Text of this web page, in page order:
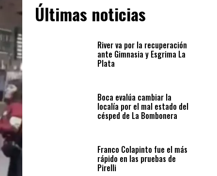
Últimas noticias
River va por la recuperación
ante Gimnasia y Esgrima La
Plata
Boca evalúa cambiar la
localía por el mal estado del
césped de La Bombonera
Franco Colapinto fue el más
rápido en las pruebas de
Pirelli